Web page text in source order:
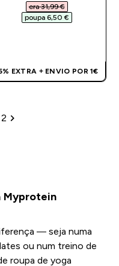
era 31,99 €‎
poupa 6,50 €‎
EXTRA + ENVIO POR 1€
Myprotein
— seja numa
ou num treino de
roupa de yoga